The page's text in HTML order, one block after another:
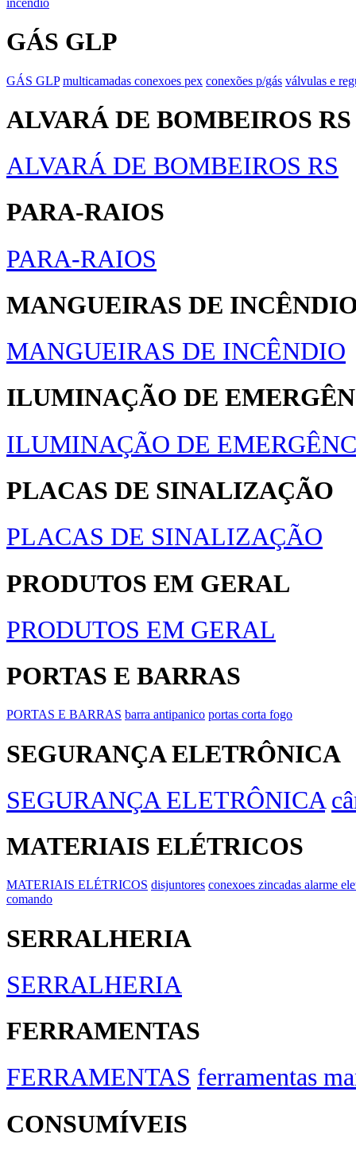
incêndio
GÁS GLP
GÁS GLP multicamadas conexoes pex conexões p/gás válvulas e
ALVARÁ DE BOMBEIROS RS
ALVARÁ DE BOMBEIROS RS
PARA-RAIOS
PARA-RAIOS
MANGUEIRAS DE
MANGUEIRAS DE INCÊNDIO
ILUMINAÇÃO DE
ILUMINAÇÃO DE
PLACAS DE SINALIZAÇÃO
PLACAS DE SINALIZAÇÃO
PRODUTOS EM GERAL
PRODUTOS EM GERAL
PORTAS E BARRAS
PORTAS E BARRAS barra antipanico portas corta fogo
SEGURANÇA ELETRÔNICA
SEGURANÇA ELETRÔNICA
MATERIAIS ELÉTRICOS
MATERIAIS ELÉTRICOS disjuntores conexoes zincadas alarme
comando
SERRALHERIA
SERRALHERIA
FERRAMENTAS
FERRAMENTAS ferramentas
CONSUMÍVEIS